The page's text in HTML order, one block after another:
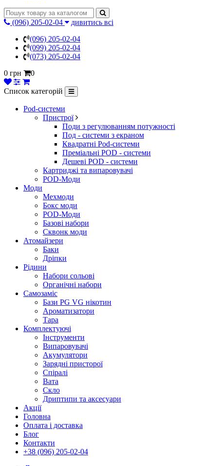
(096) 205-02-04
дивитись всі
(096) 205-02-04
(099) 205-02-04
(073) 205-02-04
0 грн
0
Список категорій
Pod-системи
Пристрої
Поди з регулюванням потужності
Под - системи з екраном
Квадратні Pod-системи
Преміальні POD - системи
Дешеві POD - системи
Картриджі та випаровувачі
POD-Моди
Моди
Мехмоди
Бокс моди
POD-Моди
Базові набори
Сквонк моди
Атомайзери
Баки
Дріпки
Рідини
Набори сольові
Органічні набори
Самозаміс
Бази PG VG нікотин
Ароматизатори
Тара
Комплектуючі
Інструменти
Випаровувачі
Акумулятори
Зарядні присторої
Спіралі
Вата
Скло
Дриптипи та аксесуари
Акції
Головна
Оплата і доставка
Блог
Контакти
+38 (096) 205-02-04